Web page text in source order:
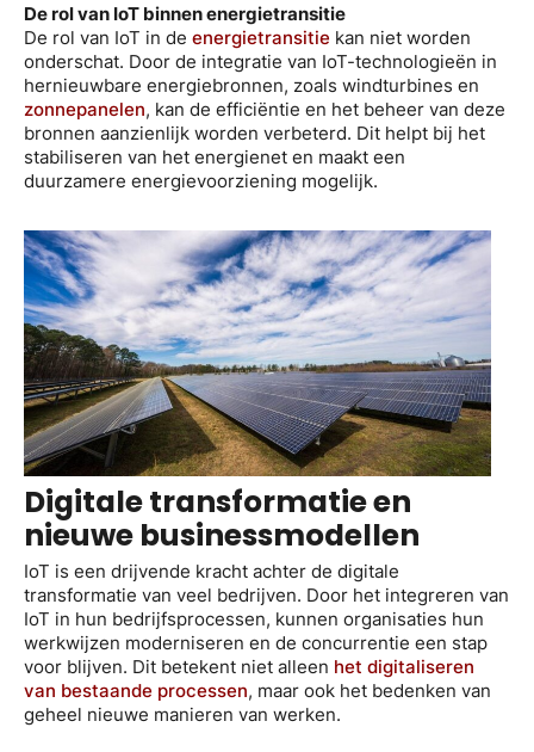
De rol van IoT binnen energietransitie
De rol van IoT in de energietransitie kan niet worden
onderschat. Door de integratie van IoT-technologieën in
hernieuwbare energiebronnen, zoals windturbines en
zonnepanelen, kan de efficiëntie en het beheer van deze
bronnen aanzienlijk worden verbeterd. Dit helpt bij het
stabiliseren van het energienet en maakt een
duurzamere energievoorziening mogelijk.
Digitale transformatie en
nieuwe businessmodellen
IoT is een drijvende kracht achter de digitale
transformatie van veel bedrijven. Door het integreren van
IoT in hun bedrijfsprocessen, kunnen organisaties hun
werkwijzen moderniseren en de concurrentie een stap
voor blijven. Dit betekent niet alleen het digitaliseren
van bestaande processen, maar ook het bedenken van
geheel nieuwe manieren van werken.